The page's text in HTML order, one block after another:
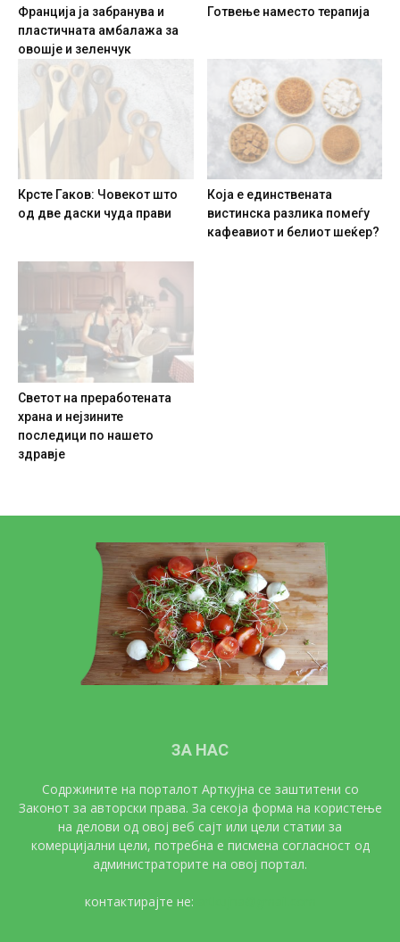
Франција ја забранува и
пластичната амбалажа за
овошје и зеленчук
Готвење наместо терапија
Крсте Гаков: Човекот што
од две даски чуда прави
Која е единствената
вистинска разлика помеѓу
кафеавиот и белиот шеќер?
Светот на преработената
храна и нејзините
последици по нашето
здравје
ЗА НАС
Содржините на порталот Арткујна се заштитени со
Законот за авторски права. За секоја форма на користење
на делови од овој веб сајт или цели статии за
комерцијални цели, потребна е писмена согласност од
администраторите на овој портал.
контактирајте не: